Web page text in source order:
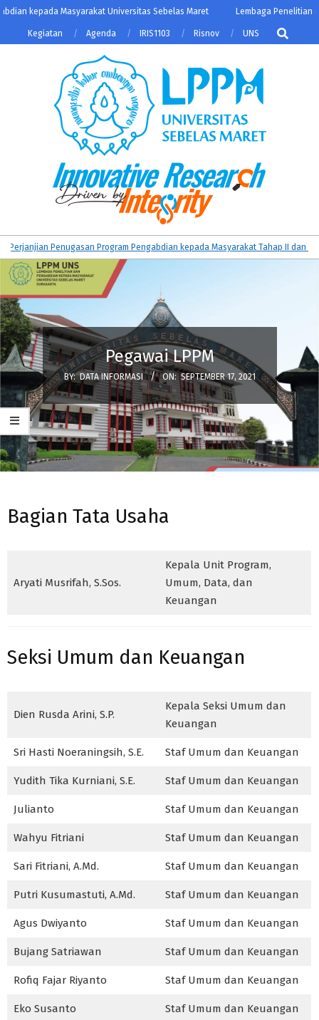
Skip
content
kepada Masyarakat Universitas Sebelas Maret Lembaga Penelitian
Kegiatan Agenda IRIS1103 Risnov UNS
Search
LPPM
UNS
Primary
Navigation
Menu
Penugasan Program Pengabdian kepada Masyarakat Tahap II dan
Pegawai LPPM
BY: DATA INFORMASI ON: SEPTEMBER 17, 2021
Bagian Tata Usaha
Aryati Musrifah, S.Sos.
Kepala Unit Program,
Umum, Data, dan
Keuangan
Seksi Umum dan Keuangan
Dien Rusda Arini, S.P.
Kepala Seksi Umum dan
Keuangan
Sri Hasti Noeraningsih, S.E. Staf Umum dan Keuangan
Yudith Tika Kurniani, S.E. Staf Umum dan Keuangan
Julianto Staf Umum dan Keuangan
Wahyu Fitriani Staf Umum dan Keuangan
Sari Fitriani, A.Md. Staf Umum dan Keuangan
Putri Kusumastuti, A.Md. Staf Umum dan Keuangan
Agus Dwiyanto Staf Umum dan Keuangan
Bujang Satriawan Staf Umum dan Keuangan
Rofiq Fajar Riyanto Staf Umum dan Keuangan
Eko Susanto Staf Umum dan Keuangan